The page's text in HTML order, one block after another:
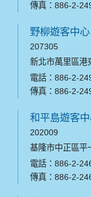
傳真：886-2-
野柳遊客中心
207305
新北市萬里區港
電話：886-2-
傳真：886-2-
和平島遊客
202009
基隆市中正區平
電話：886-2-
傳真：886-2-